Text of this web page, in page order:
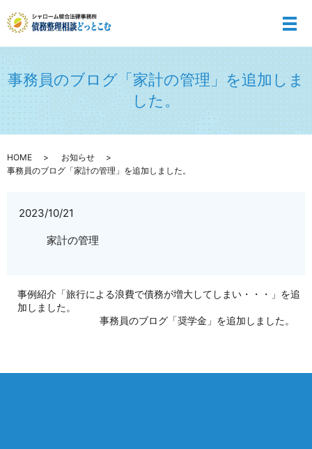
メ
事務員のブログ「家計の管理」を追加しま
した。
HOME
お知らせ
事務員のブログ「家計の管理」を追加しました。
2023/10/21
家計の管理
事例紹介「旅行による浪費で債務が増大してしまい・・・」を追
加しました。
事務員のブログ「奨学金」を追加しました。